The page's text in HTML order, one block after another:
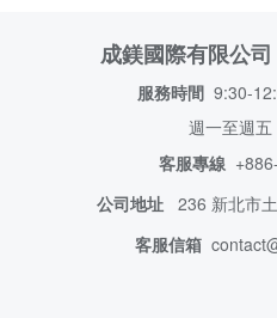
成鎂國際有限公司
服務時間 9:30-
週一至週五 (國
客服專線
公司地址 236 新北市
客服信箱